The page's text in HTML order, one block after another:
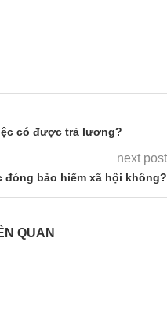
có được trả lương?
next post
bảo hiểm xã hội không?
QUAN